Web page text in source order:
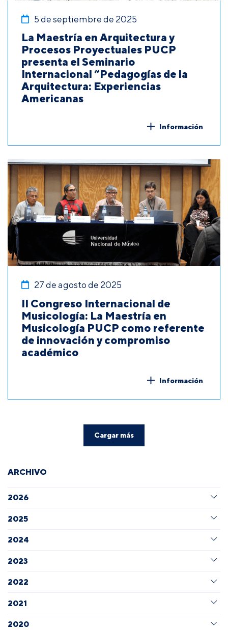
5 de septiembre de 2025
La Maestría en Arquitectura y
Procesos Proyectuales PUCP
presenta el Seminario
Internacional “Pedagogías de la
Arquitectura: Experiencias
Americanas
Información
27 de agosto de 2025
II Congreso Internacional de
Musicología: La Maestría en
Musicología PUCP como referente
de innovación y compromiso
académico
Información
Cargar más
ARCHIVO
2026
2025
2024
2023
2022
2021
2020